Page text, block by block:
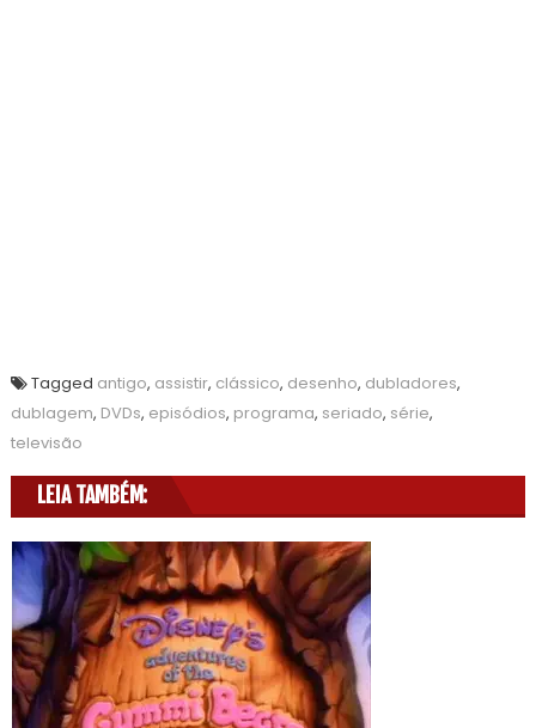
Tagged antigo, assistir, clássico, desenho, dubladores,
dublagem, DVDs, episódios, programa, seriado, série,
televisão
LEIA TAMBÉM: